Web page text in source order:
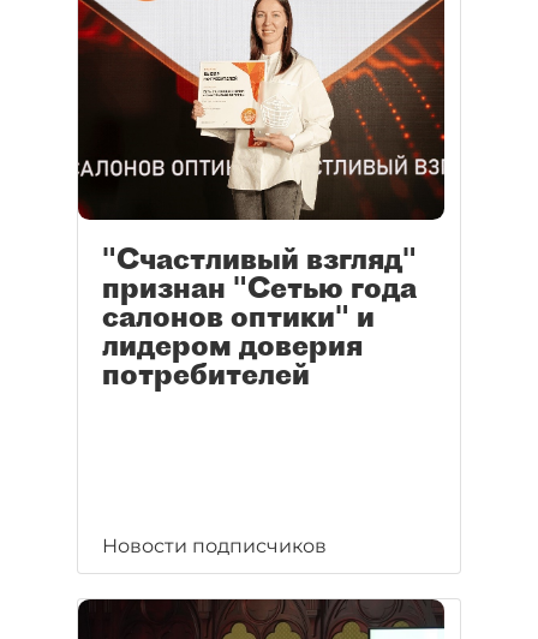
"Счастливый взгляд"
признан "Сетью года
салонов оптики" и
лидером доверия
потребителей
Новости подписчиков